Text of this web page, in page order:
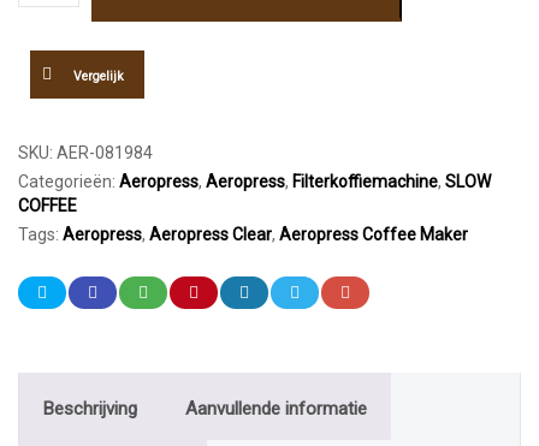
Coffee
Vergelijk
SKU: AER-081984
Categorieën: Aeropress, Aeropress, Filterkoffiemachine, SLOW
COFFEE
Tags: Aeropress, Aeropress Clear, Aeropress Coffee Maker
Beschrijving Aanvullende informatie